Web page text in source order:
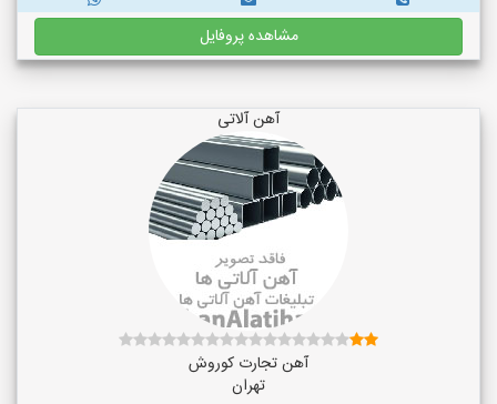
مشاهده پروفایل
آهن آلاتی
آهن تجارت کوروش
تهران